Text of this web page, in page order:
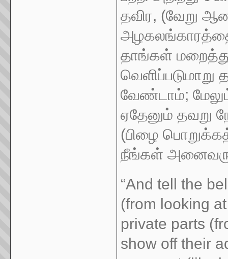
தவிர, (வேறு
அழகலங்காரத்தை
தாங்கள்
வேண்டாம்;
ஏதேனும் தவறு
(பிழை
நீங்கள்
“And tell the
(from looking
private parts
show off their